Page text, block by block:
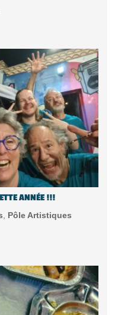
ANNÉE !!!
Pôle Artistiques